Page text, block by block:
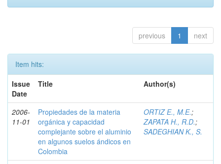
previous 1 next
Item hits:
Issue
Date
Title Author(s)
2006-
11-01
Propiedades de la materia
orgánica y capacidad
complejante sobre el aluminio
en algunos suelos ándicos en
Colombia
ORTIZ E., M.E.;
ZAPATA H., R.D.;
SADEGHIAN K., S.